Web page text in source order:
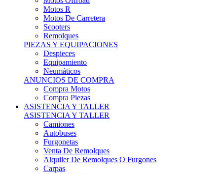
Motos R
Motos De Carretera
Scooters
Remolques
PIEZAS Y EQUIPACIONES
Despieces
Equipamiento
Neumáticos
ANUNCIOS DE COMPRA
Compra Motos
Compra Piezas
ASISTENCIA Y TALLER
ASISTENCIA Y TALLER
Camiones
Autobuses
Furgonetas
Venta De Remolques
Alquiler De Remolques O Furgones
Carpas